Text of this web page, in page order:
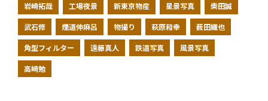
岩崎拓哉 工場夜景 新東京物産 星景写真 柴田誠
武石修 煙道伸麻呂 物撮り 萩原和幸 薮田織也
角型フィルター 遠藤真人 鉄道写真 風景写真
高崎勉